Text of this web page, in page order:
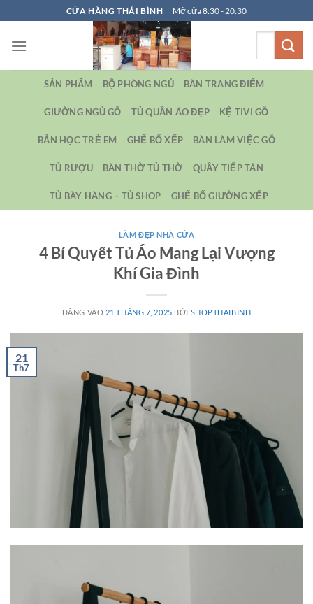
qua
nội
CỬA HÀNG THÁI BÌNH Mở cửa 8:30 - 20:30
SẢN PHẨM BỘ PHÒNG NGỦ BÀN TRANG ĐIỂM
GIƯỜNG NGỦ GỖ TỦ QUẦN ÁO ĐẸP KỆ TIVI GỖ
BẢN HỌC TRẺ EM GHẾ BỐ XẾP BÀN LÀM VIỆC GỖ
TỦ RƯỢU BÀN THỜ TỦ THỜ QUẦY TIẾP TÂN
TỦ BÀY HÀNG – TỦ SHOP GHẾ BỐ GIƯỜNG XẾP
LÀM ĐẸP NHÀ CỬA
4 Bí Quyết Tủ Áo Mang Lại Vượng
Khí Gia Đình
ĐĂNG VÀO 21 THÁNG 7, 2025 BỞI SHOPTHAIBINH
21
Th7